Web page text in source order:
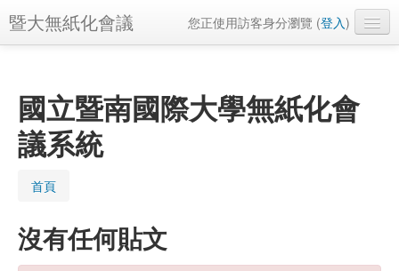
暨大無紙化會議 您正使用訪客身分瀏覽 (登入)
國立暨南國際大學無紙化會
議系統
首頁
沒有任何貼文